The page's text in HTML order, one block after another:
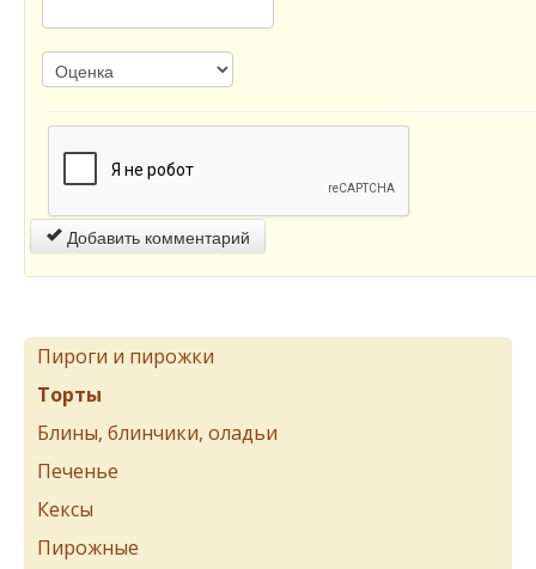
Добавить комментарий
Пироги и пирожки
Торты
Блины, блинчики, оладьи
Печенье
Кексы
Пирожные